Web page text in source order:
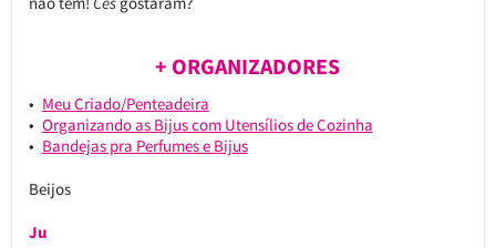
+ ORGANIZADORES
Meu Criado/Penteadeira
Organizando as Bijus com Utensílios de Cozinha
Bandejas pra Perfumes e Bijus
Beijos
Ju